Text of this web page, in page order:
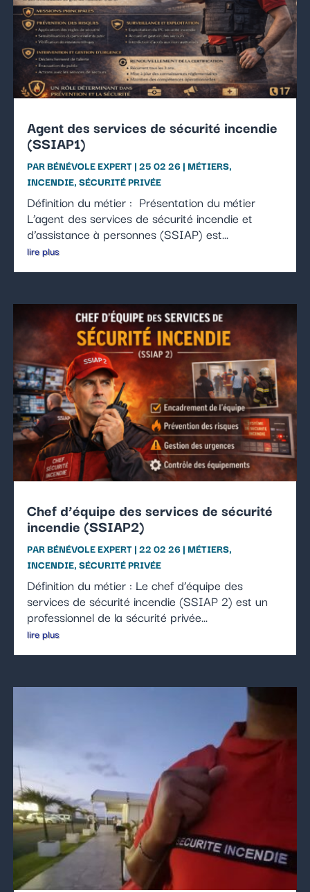
Agent des services de sécurité incendie
(SSIAP1)
PARBÉNÉVOLE EXPERT|25 02 26| MÉTIERS,
INCENDIE,SÉCURITÉ PRIVÉE
Définition du métier : Présentation du métier
L’agent des services de sécurité incendie et
d’assistance à personnes (SSIAP) est...
lire plus
Chef d’équipe des services de sécurité
incendie (SSIAP2)
PARBÉNÉVOLE EXPERT|22 02 26| MÉTIERS,
INCENDIE,SÉCURITÉ PRIVÉE
Définition du métier : Le chef d’équipe des
services de sécurité incendie (SSIAP 2) est un
professionnel de la sécurité privée...
lire plus